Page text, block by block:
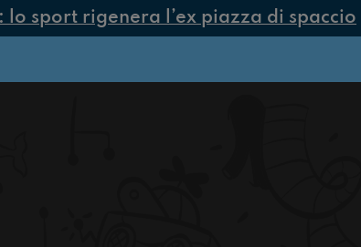
sport rigenera l’ex piazza di spaccio-